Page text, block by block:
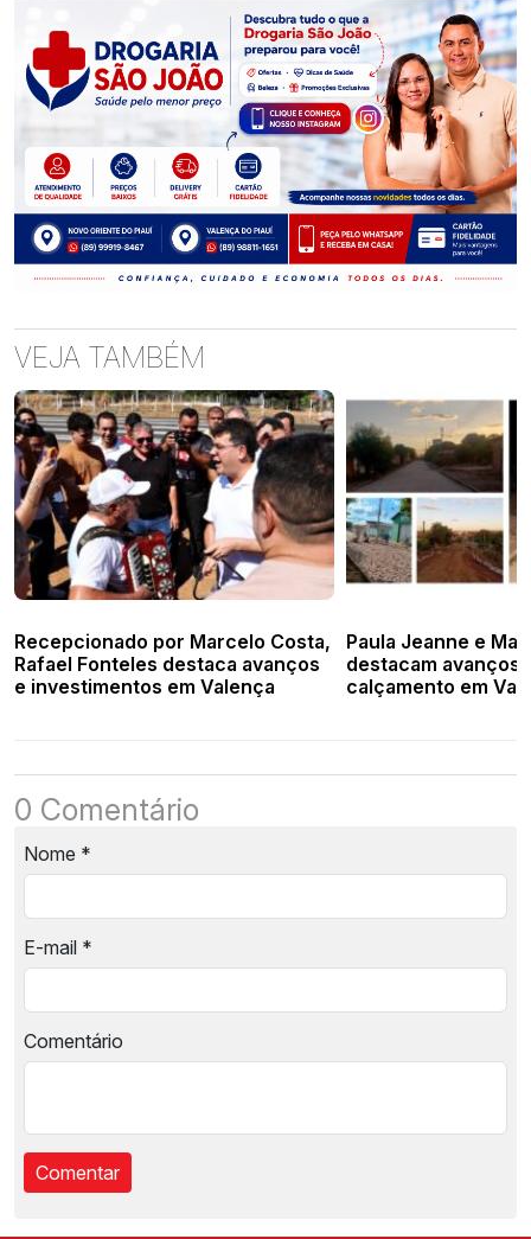
VEJA TAMBÉM
Recepcionado por Marcelo Costa,
Rafael Fonteles destaca avanços
e investimentos em Valença
Paula Jeanne e
destacam avanços
calçamento em
0 Comentário
Nome *
E-mail *
Comentário